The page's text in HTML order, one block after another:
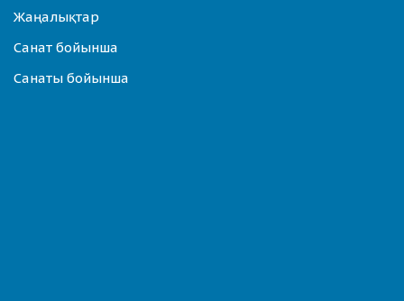
Жаңалықтар
Санат бойынша
Санаты бойынша